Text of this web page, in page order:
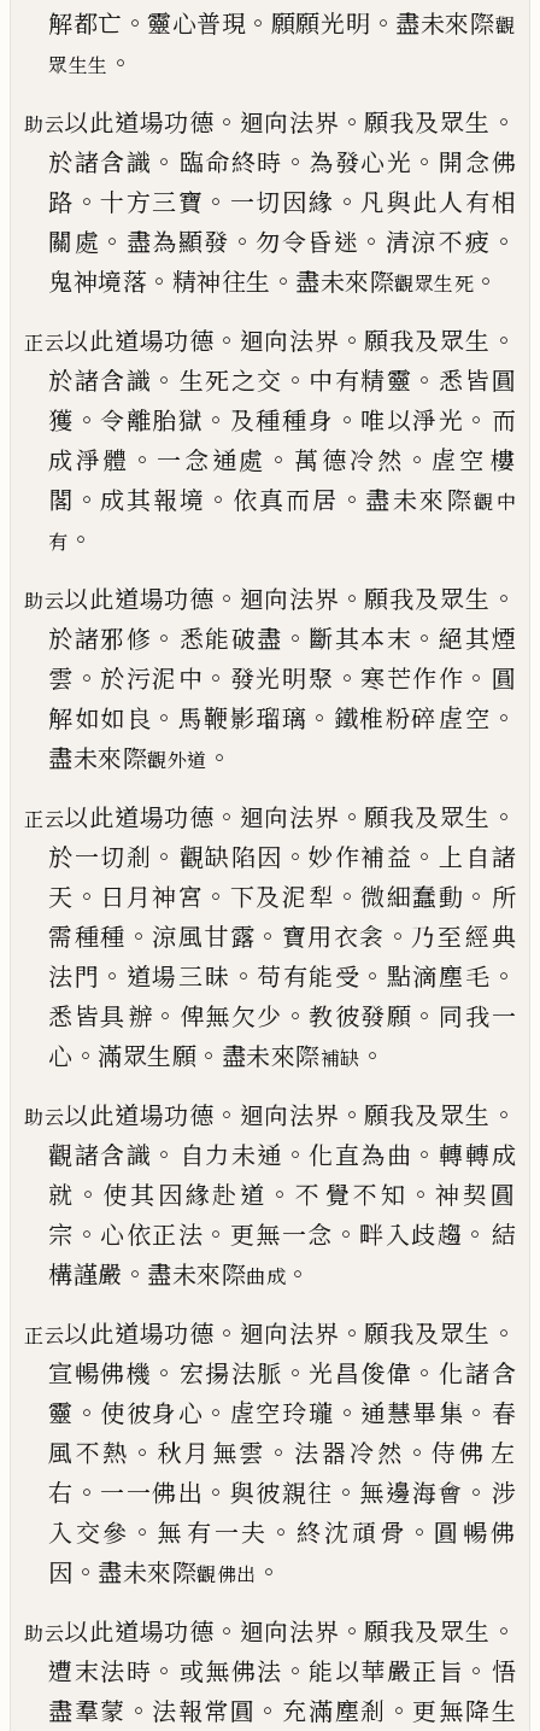
解都亡 。 靈心普現 。 願願光明 。 盡未來際觀
眾生生 。
助云以此道場功德 。 迴向法界 。 願我及眾生 。
於諸含識 。 臨命終時 。 為發心光 。 開念佛
路 。 十方三寶 。 一切因緣 。 凡與此人有相
關處 。 盡為顯發 。 勿令昏迷 。 清涼不疲 。
鬼神境落 。 精神往生 。 盡未來際觀眾生死 。
正云以此道場功德 。 迴向法界 。 願我及眾生 。
於諸含識 。 生死之交 。 中有精靈 。 悉皆圓
獲 。 令離胎獄 。 及種種身 。 唯以淨光 。 而
成淨體 。 一念通處 。 萬德冷然 。 虗空 樓
閣 。 成其報境 。 依真而居 。 盡未來際觀中
有 。
助云以此道場功德 。 迴向法界 。 願我及眾生 。
於諸邪修 。 悉能破盡 。 斷其本末 。 絕其煙
雲 。 於污泥中 。 發光明聚 。 寒芒作作 。 圓
解如如良 。 馬鞭影瑠璃 。 鐵椎粉碎虗空 。
盡未來際觀外道 。
正云以此道場功德 。 迴向法界 。 願我及眾生 。
於一切剎 。 觀缺陷因 。 妙作補益 。
上自諸
天 。 日月神宮 。 下及泥犁 。 微細蠢動 。 所
需種種 。 涼風甘露 。 寶用衣衾 。 乃至經典
法門 。 道場三昧 。 苟有能受 。 點滴塵毛 。
悉皆具辦 。 俾無欠少 。 教彼發願 。 同我一
心 。 滿眾生願 。 盡未來際補缺 。
助云以此道場功德 。 迴向法界 。 願我及眾生 。
觀諸含識 。 自力未通 。 化直為曲 。 轉轉成
就 。 使其因緣赴道 。 不 覺不知 。 神契圓
宗 。 心依正法 。 更無一念 。 畔入歧趨 。 結
構謹嚴 。 盡未來際曲成 。
正云以此道場功德 。 迴向法界 。 願我及眾生 。
宣暢佛機 。 宏揚法脈 。 光昌俊偉 。 化諸含
靈 。 使彼身心 。 虗空玲瓏 。 通慧畢集 。 春
風不熱 。 秋月無雲 。 法器冷然 。 侍佛 左
右 。 一一佛出 。 與彼親往 。 無邊海會 。 涉
入交參 。 無 有一夫 。 終沈頑骨 。 圓暢佛
因 。 盡未來際觀佛出 。
助云以此道場功德 。 迴向法界 。 願我及眾生 。
遭末法時 。 或無佛法 。 能以華嚴正旨 。 悟
盡羣蒙 。 法報常圓 。 充滿塵剎 。 更無降生